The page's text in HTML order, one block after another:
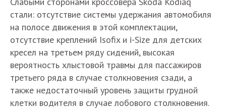
стали: отсутствие системы удержания автомобиля
на полосе движения в этой комплектации,
отсутствие креплений Isofix и i-Size для детских
кресел на третьем ряду сидений, высокая
вероятность хлыстовой травмы для пассажиров
третьего ряда в случае столкновения сзади, а
также недостаточный уровень защиты грудной
клетки водителя в случае лобового столкновения.